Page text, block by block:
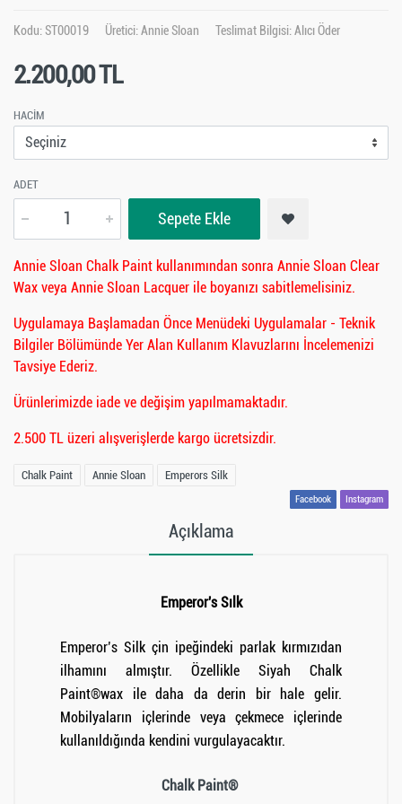
Kodu: ST00019 Üretici:Annie Sloan Teslimat Bilgisi: Alıcı Öder
2.200,00 TL
HACIM
ADET
Sepete Ekle
Annie Sloan Chalk Paint kullanımından sonra Annie Sloan Clear
Wax veya Annie Sloan Lacquer ile boyanızı sabitlemelisiniz.
Uygulamaya Başlamadan Önce Menüdeki Uygulamalar - Teknik
Bilgiler Bölümünde Yer Alan Kullanım Klavuzlarını İncelemenizi
Tavsiye Ederiz.
Ürünlerimizde iade ve değişim yapılmamaktadır.
2.500 TL üzeri alışverişlerde kargo ücretsizdir.
Chalk Paint Annie Sloan Emperors Silk
Facebook Instagram
Açıklama
Emperor's Sılk
Emperor’s Silk çin ipeğindeki parlak kırmızıdan
ilhamını almıştır. Özellikle Siyah Chalk
Paint®wax ile daha da derin bir hale gelir.
Mobilyaların içlerinde veya çekmece içlerinde
kullanıldığında kendini vurgulayacaktır.
Chalk Paint®